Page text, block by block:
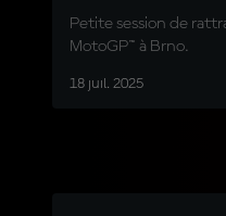
Petite session de
MotoGP™ à Brno.
18 juil. 2025